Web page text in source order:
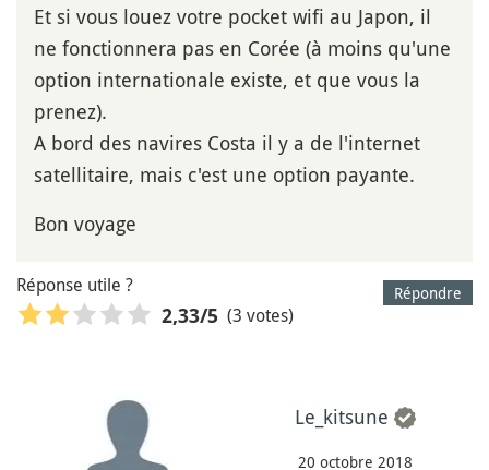
Et si vous louez votre pocket wifi au Japon, il
ne fonctionnera pas en Corée (à moins qu'une
option internationale existe, et que vous la
prenez).
A bord des navires Costa il y a de l'internet
satellitaire, mais c'est une option payante.
Bon voyage
Répondre
Réponse utile ?
2,33/5 (3 votes)
Le_kitsune
20 octobre 2018